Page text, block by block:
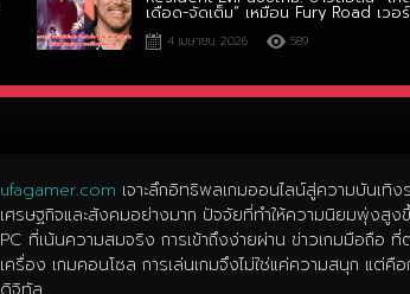
4 เมษายน 2026 589
เศรษฐกิจและสังคมอย่างมาก ปัจจัยที่ทำให้ความนิยมพุ่งสู
PC ที่เน้นความสมจริง การเข้าถึงง่ายผ่าน ข่าวเกมมือถือ
เครื่อง เกมคอนโซล การเล่นเกมจึงไม่ใช่แค่ความสนุก แต่
ดิจิทัล